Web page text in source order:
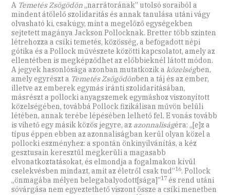
A Temetés Zsögödön „narrátorának” utolsó soraiból a
mindent átölelő szolidaritás és annak tanulása utáni vágy
olvasható ki, csakúgy, mint a megelőző egységekben
sejtetett magánya Jackson Pollocknak. Bretter több szinten
létrehozza a csíki temetés, közösség, a befogadott népi
gótika és a Pollock művészete közötti kapcsolatot, amely az
ellentétben is megképződhet az előbbieknél látott módon.
A jegyek hasonlósága azonban mutatkozik aközelségben,
amely egyrészt a Temetés Zsögödönben a táj és az ember,
illetve az emberek egymás iránti szolidaritásában,
másrészt a pollocki anyagszemek egymáshoz viszonyított
közelségében, továbbá Pollock fizikálisan művön belüli
létében, annak terébe lépésében lelhető fel. E vonás tovább
is vihető egy másik közös jegyre, az azonnaliságéra: „[e]z a
típus éppen ebben az azonnaliságban kerül olyan közel a
pollocki eszményhez: a spontán önkinyilvánítás, a kéz
gesztusain keresztül megkerüli a magasabb
elvonatkoztatásokat, és elmondja a fogalmakon kívül
cselekvésben mindazt, amit az életről csak tud”16. Pollock
„önmagába mélyen belegabalyodott[sága]”17 és rend utáni
sóvárgása nem egyeztethető viszont össze a csíki menetben